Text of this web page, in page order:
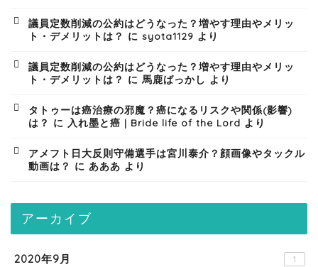
議員定数削減の公約はどうなった？増やす理由やメリッ
ト・デメリットは？ に syota1129 より
議員定数削減の公約はどうなった？増やす理由やメリッ
ト・デメリットは？ に 馬鹿ばっかし より
タトゥーは癌治療の邪魔？癌になるリスクや関係(影響)
は？ に 入れ墨と癌 | Bride life of the Lord より
アメフト日大反則守備選手は宮川泰介？顔画像やタックル
動画は？ に あああ より
アーカイブ
2020年9月 1